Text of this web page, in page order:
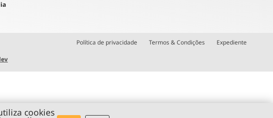
Política de privacidade Termos & Condições Expediente
cookies